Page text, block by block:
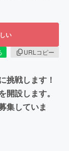
い
URLコピー
挑戦します！
設します。
集していま